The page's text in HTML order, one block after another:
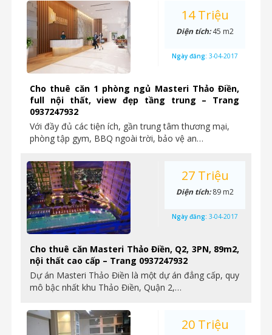
Cho thuê căn 1 phòng ngủ Masteri Thảo Điền,
full nội thất, view đẹp tầng trung – Trang
0937247932
Với đầy đủ các tiện ích, gần trung tâm thương mại,
phòng tập gym, BBQ ngoài trời, bảo vệ an…
14 Triệu
Diện tích:45 m2
Ngày đăng: 3-04-2017
Cho thuê căn Masteri Thảo Điền, Q2, 3PN, 89m2,
nội thất cao cấp – Trang 0937247932
Dự án Masteri Thảo Điền là một dự án đẳng cấp, quy
mô bậc nhất khu Thảo Điền, Quận 2,…
27 Triệu
Diện tích:89 m2
Ngày đăng: 3-04-2017
20 Triệu